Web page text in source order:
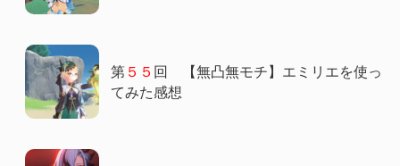
第５５ 回 【無凸無モチ】エミリエを使っ
てみた感想